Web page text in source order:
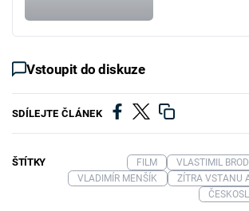
Vstoupit do diskuze
SDÍLEJTE ČLÁNEK
ŠTÍTKY FILM VLASTIMIL
VLADIMÍR MENŠÍK
ZÍTRA VSTANU